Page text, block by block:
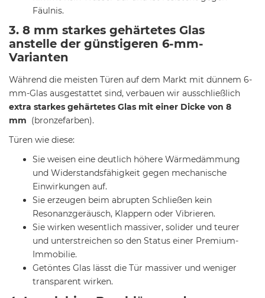
Fäulnis.
3. 8 mm starkes gehärtetes Glas
anstelle der günstigeren 6-mm-
Varianten
Während die meisten Türen auf dem Markt mit dünnem 6-
mm-Glas ausgestattet sind, verbauen wir ausschließlich
extra starkes gehärtetes Glas mit einer Dicke von 8
mm (bronzefarben).
Türen wie diese:
Sie weisen eine deutlich höhere Wärmedämmung
und Widerstandsfähigkeit gegen mechanische
Einwirkungen auf.
Sie erzeugen beim abrupten Schließen kein
Resonanzgeräusch, Klappern oder Vibrieren.
Sie wirken wesentlich massiver, solider und teurer
und unterstreichen so den Status einer Premium-
Immobilie.
Getöntes Glas lässt die Tür massiver und weniger
transparent wirken.